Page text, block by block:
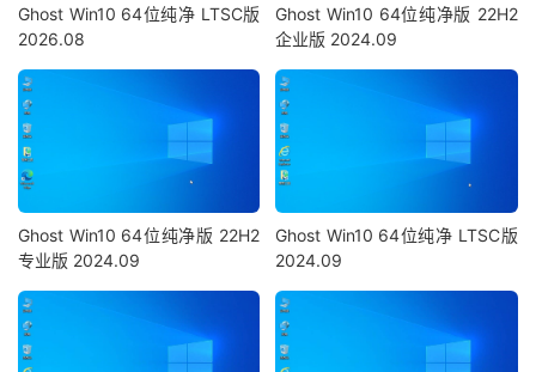
Ghost Win10 64位纯净 LTSC版
2026.08
Ghost Win10 64位纯净版 22H2
企业版 2024.09
Ghost Win10 64位纯净版 22H2
专业版 2024.09
Ghost Win10 64位纯净 LTSC版
2024.09